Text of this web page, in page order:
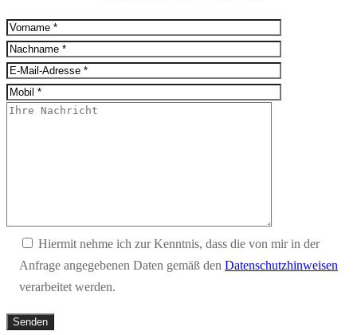
Hiermit nehme ich zur Kenntnis, dass die von mir in der
Anfrage angegebenen Daten gemäß den Datenschutzhinweisen
verarbeitet werden.